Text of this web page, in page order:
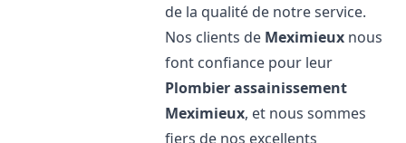
de la qualité de notre service.
Nos clients de Meximieux nous
font confiance pour leur
Plombier assainissement
Meximieux, et nous sommes
fiers de nos excellents